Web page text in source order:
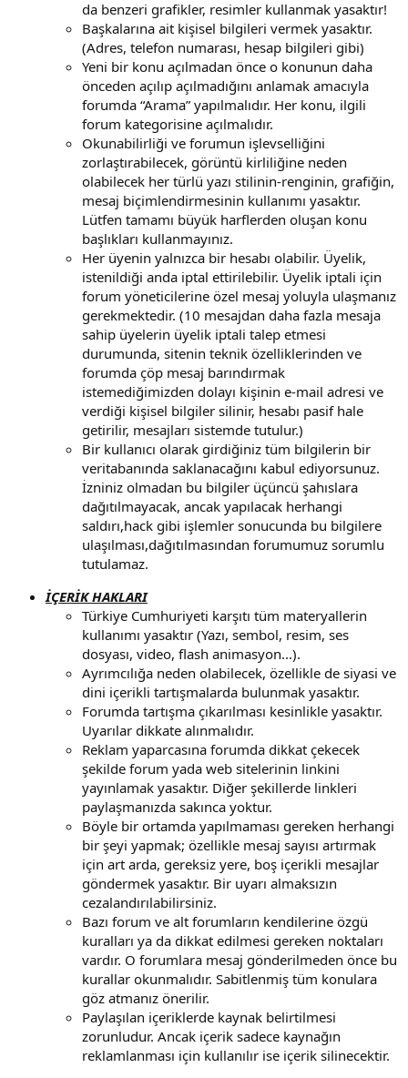
da benzeri grafikler, resimler kullanmak yasaktır!
Başkalarına ait kişisel bilgileri vermek yasaktır.
(Adres, telefon numarası, hesap bilgileri gibi)
Yeni bir konu açılmadan önce o konunun daha
önceden açılıp açılmadığını anlamak amacıyla
forumda “Arama” yapılmalıdır. Her konu, ilgili
forum kategorisine açılmalıdır.
Okunabilirliği ve forumun işlevselliğini
zorlaştırabilecek, görüntü kirliliğine neden
olabilecek her türlü yazı stilinin-renginin, grafiğin,
mesaj biçimlendirmesinin kullanımı yasaktır.
Lütfen tamamı büyük harflerden oluşan konu
başlıkları kullanmayınız.
Her üyenin yalnızca bir hesabı olabilir. Üyelik,
istenildiği anda iptal ettirilebilir. Üyelik iptali için
forum yöneticilerine özel mesaj yoluyla ulaşmanız
gerekmektedir. (10 mesajdan daha fazla mesaja
sahip üyelerin üyelik iptali talep etmesi
durumunda, sitenin teknik özelliklerinden ve
forumda çöp mesaj barındırmak
istemediğimizden dolayı kişinin e-mail adresi ve
verdiği kişisel bilgiler silinir, hesabı pasif hale
getirilir, mesajları sistemde tutulur.)
Bir kullanıcı olarak girdiğiniz tüm bilgilerin bir
veritabanında saklanacağını kabul ediyorsunuz.
İzniniz olmadan bu bilgiler üçüncü şahıslara
dağıtılmayacak, ancak yapılacak herhangi
saldırı,hack gibi işlemler sonucunda bu bilgilere
ulaşılması,dağıtılmasından forumumuz sorumlu
tutulamaz.
İÇERİK HAKLARI
Türkiye Cumhuriyeti karşıtı tüm materyallerin
kullanımı yasaktır (Yazı, sembol, resim, ses
dosyası, video, flash animasyon...).
Ayrımcılığa neden olabilecek, özellikle de siyasi ve
dini içerikli tartışmalarda bulunmak yasaktır.
Forumda tartışma çıkarılması kesinlikle yasaktır.
Uyarılar dikkate alınmalıdır.
Reklam yaparcasına forumda dikkat çekecek
şekilde forum yada web sitelerinin linkini
yayınlamak yasaktır. Diğer şekillerde linkleri
paylaşmanızda sakınca yoktur.
Böyle bir ortamda yapılmaması gereken herhangi
bir şeyi yapmak; özellikle mesaj sayısı artırmak
için art arda, gereksiz yere, boş içerikli mesajlar
göndermek yasaktır. Bir uyarı almaksızın
cezalandırılabilirsiniz.
Bazı forum ve alt forumların kendilerine özgü
kuralları ya da dikkat edilmesi gereken noktaları
vardır. O forumlara mesaj gönderilmeden önce bu
kurallar okunmalıdır. Sabitlenmiş tüm konulara
göz atmanız önerilir.
Paylaşılan içeriklerde kaynak belirtilmesi
zorunludur. Ancak içerik sadece kaynağın
reklamlanması için kullanılır ise içerik silinecektir.